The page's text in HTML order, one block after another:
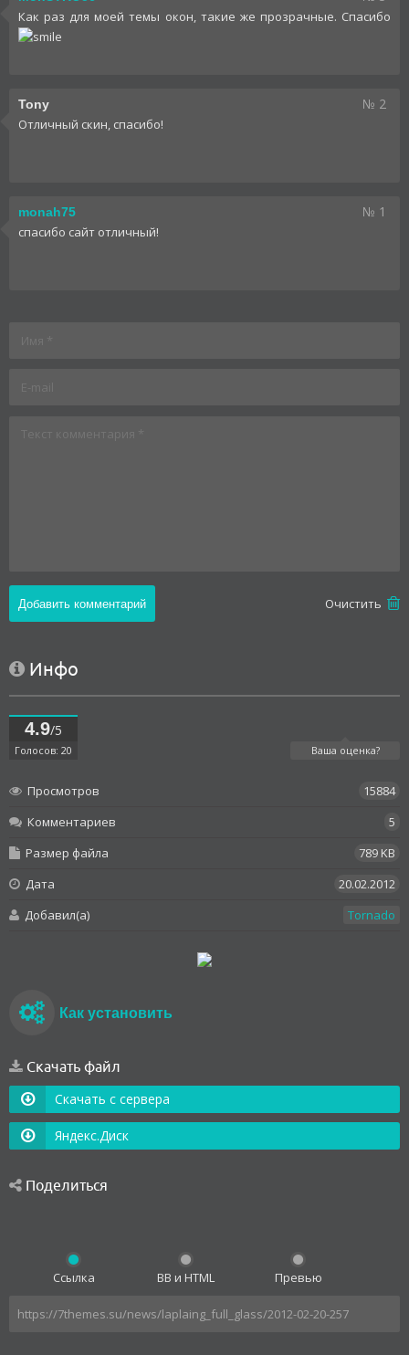
Как раз для моей темы окон, такие же прозрачные. Спасибо
Tony № 2
Отличный скин, спасибо!
monah75 № 1
спасибо сайт отличный!
Oчистить
Инфо
4.9/5
Голосов: 20 Ваша оценка?
Просмотров
15884
Комментариев
5
Размер файла
789 KB
Дата
20.02.2012
Добавил(а)
Tornado
Как установить
Скачать файл
Скачать с сервера
Яндекс.Диск
Поделиться
Ссылка BB и HTML Превью